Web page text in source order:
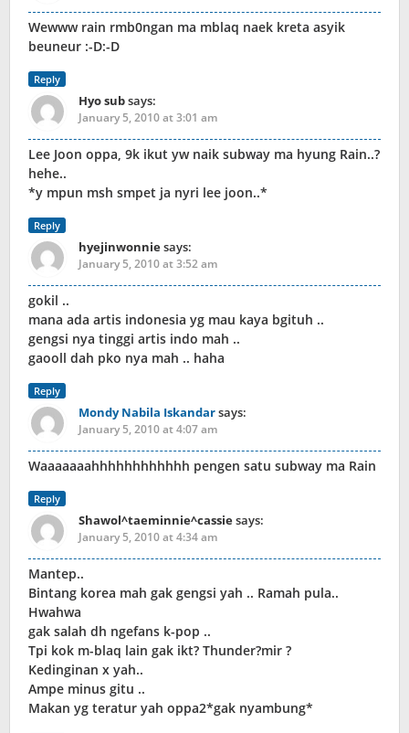
Wewww rain rmb0ngan ma mblaq naek kreta asyik
beuneur :-D:-D
Reply
Hyo subsays:
January 5, 2010 at 3:01 am
Lee Joon oppa, 9k ikut yw naik subway ma hyung Rain..?
hehe..
*y mpun msh smpet ja nyri lee joon..*
Reply
hyejinwonniesays:
January 5, 2010 at 3:52 am
gokil ..
mana ada artis indonesia yg mau kaya bgituh ..
gengsi nya tinggi artis indo mah ..
gaooll dah pko nya mah .. haha
Reply
Mondy Nabila Iskandarsays:
January 5, 2010 at 4:07 am
Waaaaaaahhhhhhhhhhhh pengen satu subway ma Rain
Reply
Shawol^taeminnie^cassiesays:
January 5, 2010 at 4:34 am
Mantep..
Bintang korea mah gak gengsi yah .. Ramah pula..
Hwahwa
gak salah dh ngefans k-pop ..
Tpi kok m-blaq lain gak ikt? Thunder?mir ?
Kedinginan x yah..
Ampe minus gitu ..
Makan yg teratur yah oppa2*gak nyambung*